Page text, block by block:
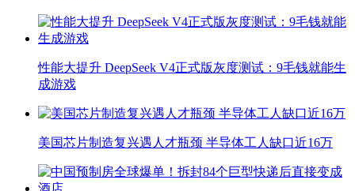
性能大提升 DeepSeek V4正式版灰度测试：9毛钱就能生
成游戏
美国芯片制造复兴遇人才瓶颈 半导体工人缺口近16万